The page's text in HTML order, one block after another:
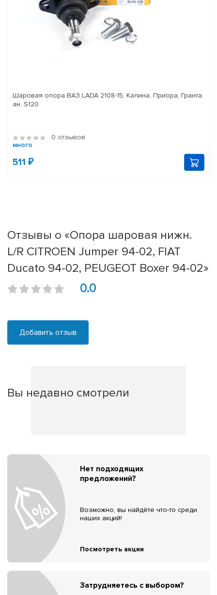
Шаровая опора ВАЗ LADA 2108-15, Калина, Приора, Гранта
ан. S120
0 отзывов
много
511 ₽
Отзывы о «Опора шаровая нижн.
L/R CITROEN Jumper 94-02, FIAT
Ducato 94-02, PEUGEOT Boxer 94-02»
0.0
Добавить отзыв
Вы недавно смотрели
Нет подходящих
предложений?
Возможно, вы найдёте что-то среди
наших акций!
Посмотреть акции
Затрудняетесь с выбором?